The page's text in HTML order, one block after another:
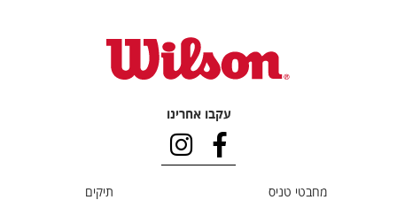
עקבו אחרינו
מחבטי טניס תיקים